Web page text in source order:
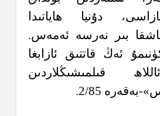
دۇنيا ھاياتىدا
بىر نەرسە ئەمەس.
ئەڭ قاتتىق ئازابغا
قىلمىشىڭلاردىن
2/85.